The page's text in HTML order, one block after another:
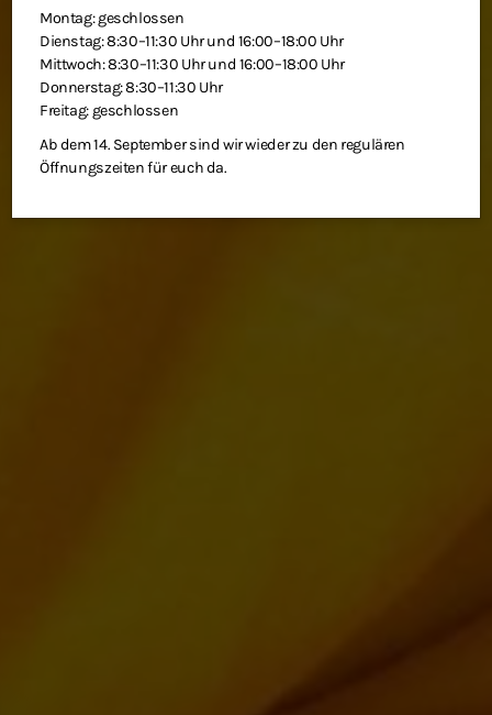
Montag: geschlossen
Dienstag: 8:30–11:30 Uhr und 16:00–18:00 Uhr
Mittwoch: 8:30–11:30 Uhr und 16:00–18:00 Uhr
Donnerstag: 8:30–11:30 Uhr
Freitag: geschlossen
Ab dem 14. September sind wir wieder zu den regulären
Öffnungszeiten für euch da.